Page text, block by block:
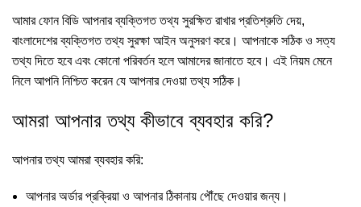
আমার ফোন বিডি আপনার ব্যক্তিগত তথ্য সুরক্ষিত রাখার প্রতিশ্রুতি দেয়,
বাংলাদেশের ব্যক্তিগত তথ্য সুরক্ষা আইন অনুসরণ করে। আপনাকে সঠিক ও সত্য
তথ্য দিতে হবে এবং কোনো পরিবর্তন হলে আমাদের জানাতে হবে। এই নিয়ম মেনে
নিলে আপনি নিশ্চিত করেন যে আপনার দেওয়া তথ্য সঠিক।
আমরা আপনার তথ্য কীভাবে ব্যবহার করি?
আপনার তথ্য আমরা ব্যবহার করি:
আপনার অর্ডার প্রক্রিয়া ও আপনার ঠিকানায় পৌঁছে দেওয়ার জন্য।